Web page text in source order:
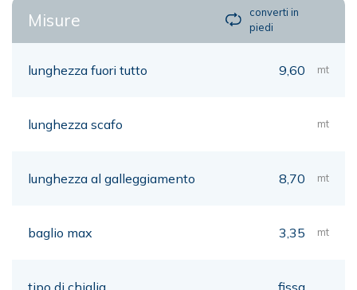
Misure
converti in
piedi
lunghezza fuori tutto 9,60 mt
lunghezza scafo mt
lunghezza al galleggiamento 8,70 mt
baglio max 3,35 mt
tipo di chiglia fissa